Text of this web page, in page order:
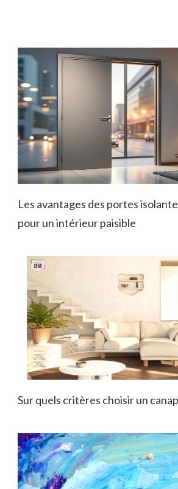
Les avantages des portes
pour un intérieur paisible
Sur quels critères choisir un